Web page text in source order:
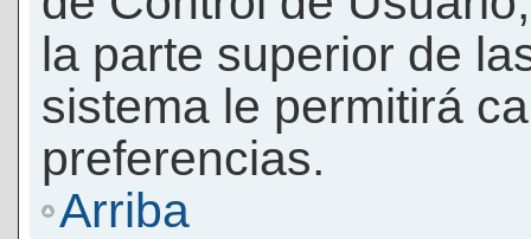
la parte superior de
sistema le permitirá
preferencias.
Arriba